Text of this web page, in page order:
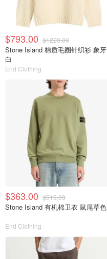
$793.00 $1220.00
Stone Island 棉质毛圈针织衫 象牙
白
End Clothing
$363.00 $519.00
Stone Island 有机棉卫衣 鼠尾草色
End Clothing